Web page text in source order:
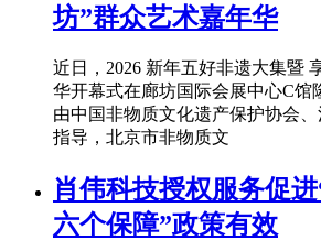
坊”群众艺术嘉年华
近日，2026 新年五好非遗大集暨
华开幕式在廊坊国际会展中心C馆
由中国非物质文化遗产保护协会
指导，北京市非物质文
肖伟科技授权服务促进
六个保障”政策有效